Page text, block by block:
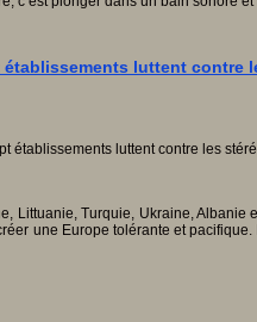
luttent contre
Littuanie, Turquie, Ukraine,
une Europe tolérante et